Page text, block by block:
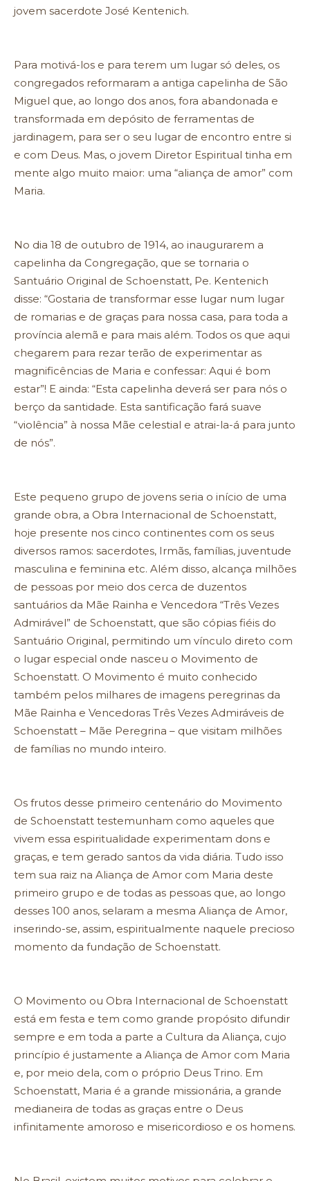
jovem sacerdote José Kentenich.
Para motivá-los e para terem um lugar só deles, os
congregados reformaram a antiga capelinha de São
Miguel que, ao longo dos anos, fora abandonada e
transformada em depósito de ferramentas de
jardinagem, para ser o seu lugar de encontro entre si
e com Deus. Mas, o jovem Diretor Espiritual tinha em
mente algo muito maior: uma “aliança de amor” com
Maria.
No dia 18 de outubro de 1914, ao inaugurarem a
capelinha da Congregação, que se tornaria o
Santuário Original de Schoenstatt, Pe. Kentenich
disse: “Gostaria de transformar esse lugar num lugar
de romarias e de graças para nossa casa, para toda a
província alemã e para mais além. Todos os que aqui
chegarem para rezar terão de experimentar as
magnificências de Maria e confessar: Aqui é bom
estar”! E ainda: “Esta capelinha deverá ser para nós o
berço da santidade. Esta santificação fará suave
“violência” à nossa Mãe celestial e atrai-la-á para junto
de nós”.
Este pequeno grupo de jovens seria o início de uma
grande obra, a Obra Internacional de Schoenstatt,
hoje presente nos cinco continentes com os seus
diversos ramos: sacerdotes, Irmãs, famílias, juventude
masculina e feminina etc. Além disso, alcança milhões
de pessoas por meio dos cerca de duzentos
santuários da Mãe Rainha e Vencedora “Três Vezes
Admirável” de Schoenstatt, que são cópias fiéis do
Santuário Original, permitindo um vínculo direto com
o lugar especial onde nasceu o Movimento de
Schoenstatt. O Movimento é muito conhecido
também pelos milhares de imagens peregrinas da
Mãe Rainha e Vencedoras Três Vezes Admiráveis de
Schoenstatt – Mãe Peregrina – que visitam milhões
de famílias no mundo inteiro.
Os frutos desse primeiro centenário do Movimento
de Schoenstatt testemunham como aqueles que
vivem essa espiritualidade experimentam dons e
graças, e tem gerado santos da vida diária. Tudo isso
tem sua raiz na Aliança de Amor com Maria deste
primeiro grupo e de todas as pessoas que, ao longo
desses 100 anos, selaram a mesma Aliança de Amor,
inserindo-se, assim, espiritualmente naquele precioso
momento da fundação de Schoenstatt.
O Movimento ou Obra Internacional de Schoenstatt
está em festa e tem como grande propósito difundir
sempre e em toda a parte a Cultura da Aliança, cujo
princípio é justamente a Aliança de Amor com Maria
e, por meio dela, com o próprio Deus Trino. Em
Schoenstatt, Maria é a grande missionária, a grande
medianeira de todas as graças entre o Deus
infinitamente amoroso e misericordioso e os homens.